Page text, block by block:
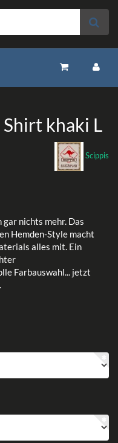
khaki L
Scippis
nichts mehr. Das
Hemden-Style macht
alles mit. Ein
Farbauswahl... jetzt